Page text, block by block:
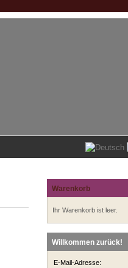
Warenkorb
Ihr Warenkorb ist leer.
Willkommen zurück!
E-Mail-Adresse: